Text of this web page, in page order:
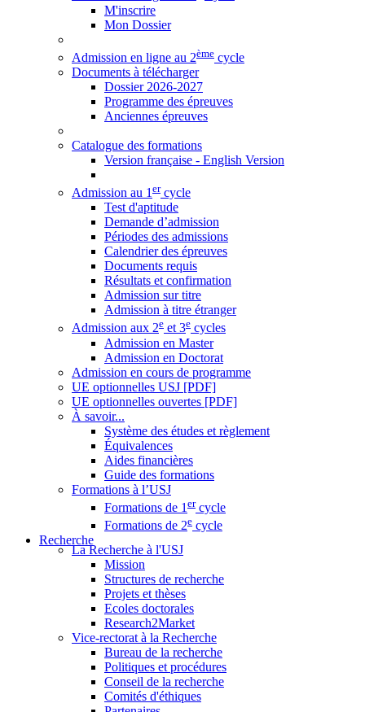
M'inscrire
Mon Dossier
Admission en ligne au 2ème cycle
Documents à télécharger
Dossier 2026-2027
Programme des épreuves
Anciennes épreuves
Catalogue des formations
Version française - English Version
Admission au 1 ercycle
Test d'aptitude
Demande d’admission
Périodes des admissions
Calendrier des épreuves
Documents requis
Résultats et confirmation
Admission sur titre
Admission à titre étranger
Admission aux 2e et 3e cycles
Admission en Master
Admission en Doctorat
Admission en cours de programme
UE optionnelles USJ [PDF]
UE optionnelles ouvertes [PDF]
À savoir...
Système des études et règlement
Équivalences
Aides financières
Guide des formations
Formations à l’USJ
Formations de 1 ercycle
Formations de 2e cycle
Recherche
La Recherche à l'USJ
Mission
Structures de recherche
Projets et thèses
Ecoles doctorales
Research2Market
Vice-rectorat à la Recherche
Bureau de la recherche
Politiques et procédures
Conseil de la recherche
Comités d'éthiques